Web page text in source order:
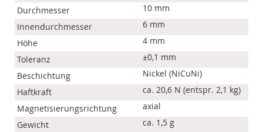
Durchmesser
10 mm
Innendurchmesser
6 mm
Höhe
4 mm
Toleranz
±0,1 mm
Beschichtung
Nickel (NiCuNi)
Haftkraft
ca. 20,6 N (entspr. 2,1 kg)
Magnetisierungsrichtung
axial
Gewicht
ca. 1,5 g